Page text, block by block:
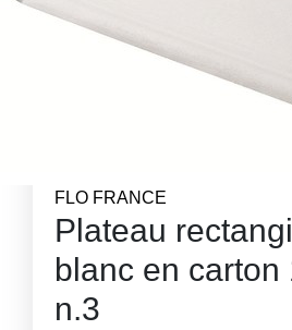
FLO FRANCE
Plateau
blanc en carton
n.3